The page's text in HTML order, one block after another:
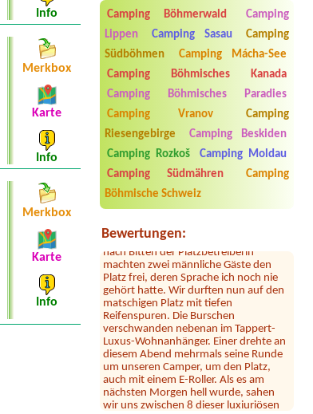
Termin ab 2026-08-11 |Camping
Traunsee
1x tent spot
Camping Böhmerwald
Camping
Lippen
Camping Sasau
Camping
Südböhmen
Camping Mácha-See
Camping Böhmisches Kanada
Camping Böhmisches Paradies
Camping Vranov
Camping
Riesengebirge
Camping Beskiden
Camping Rozkoš
Camping Moldau
Camping Südmähren
Camping
Böhmische Schweiz
Bewertungen:
Sylvia Vodel***
See liegt ein Stück entfernt. Dafür ist
das Camping nah an der Autobahn.
war mit 2 Kleinbussen zugestellt. Erst
nach Bitten der Platzbetreiberin
machten zwei männliche Gäste den
Platz frei, deren Sprache ich noch nie
gehört hatte. Wir durften nun auf den
matschigen Platz mit tiefen
Reifenspuren. Die Burschen
verschwanden nebenan im Tappert-
Luxus-Wohnanhänger. Einer drehte an
diesem Abend mehrmals seine Runde
um unseren Camper, um den Platz,
auch mit einem E-Roller. Als es am
nächsten Morgen hell wurde, sahen
wir uns zwischen 8 dieser luxiuriösen
Wohnanhänger. Deren Insassen
Info
Merkbox
Karte
Info
Merkbox
Karte
Info